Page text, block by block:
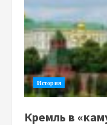
История
Кремль в